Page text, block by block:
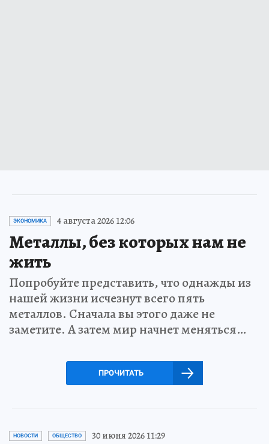
ЭКОНОМИКА 4 августа 2026 12:06
Металлы, без которых нам не
жить
Попробуйте представить, что однажды из
нашей жизни исчезнут всего пять
металлов. Сначала вы этого даже не
заметите. А затем мир начнет меняться…
ПРОЧИТАТЬ
НОВОСТИ ОБЩЕСТВО 30 июня 2026 11:29